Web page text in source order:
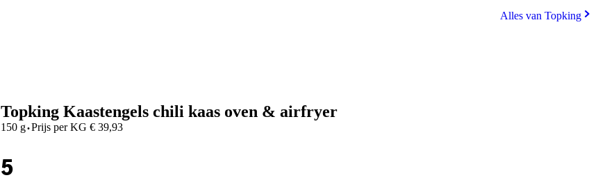
Alles van Topking
Topking Kaastengels chili kaas oven & airfryer
150 g·Prijs per KG € 39,93
5